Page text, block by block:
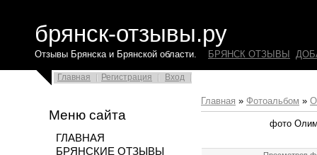
брянск-отзывы.ру
Отзывы Брянска и Брянской области. БРЯНСК ОТЗЫВЫ
Главная Регистрация Вход
Меню сайта
ГЛАВНАЯ
БРЯНСКИЕ ОТЗЫВЫ
Главная » Фотоальбом »
фото